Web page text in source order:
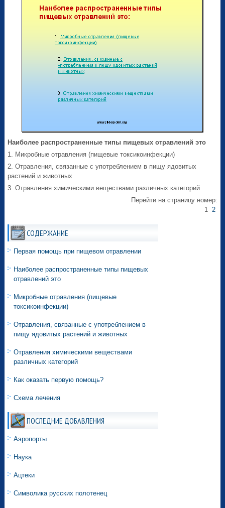
Наиболее распространенные типы пищевых отравлений это
1. Микробные отравления (пищевые токсикоинфекции)
2. Отравления, связанные с употреблением в пищу ядовитых
растений и животных
3. Отравления химическими веществами различных категорий
Перейти на страницу номер:
1 2
СОДЕРЖАНИЕ
Первая помощь при пищевом отравлении
Наиболее распространенные типы пищевых
отравлений это
Микробные отравления (пищевые
токсикоинфекции)
Отравления, связанные с употреблением в
пищу ядовитых растений и животных
Отравления химическими веществами
различных категорий
Как оказать первую помощь?
Схема лечения
ПОСЛЕДНИЕ ДОБАВЛЕНИЯ
Аэропорты
Наука
Ацтеки
Символика русских полотенец